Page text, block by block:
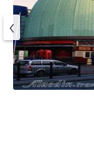
›